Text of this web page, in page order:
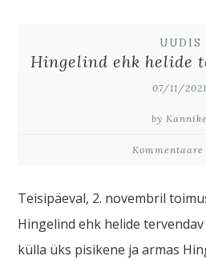
UUDIS
Hingelind ehk helide
07/11/2021
by Kannike
Kommentaare
Teisipäeval, 2. novembril
Hingelind ehk helide
külla üks pisikene ja armas